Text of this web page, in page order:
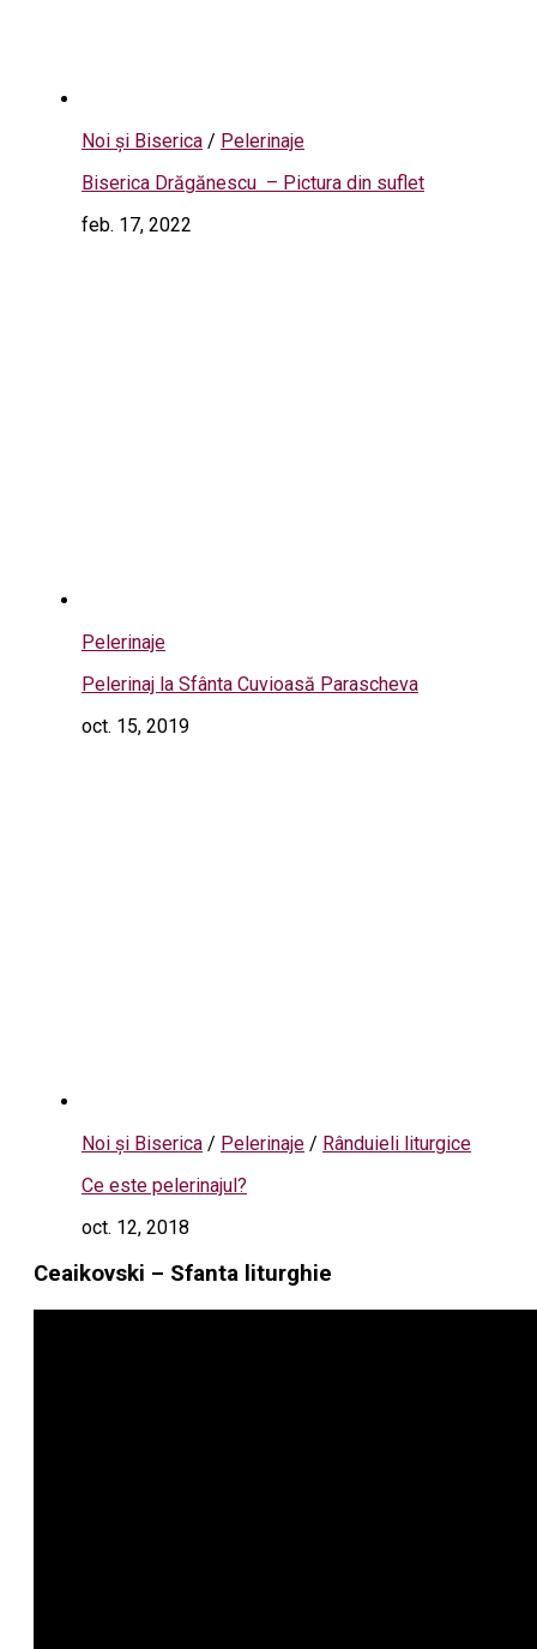
Noi și Biserica / Pelerinaje
Biserica Drăgănescu – Pictura din suflet
feb. 17, 2022
Pelerinaje
Pelerinaj la Sfânta Cuvioasă Parascheva
oct. 15, 2019
Noi și Biserica / Pelerinaje / Rânduieli liturgice
Ce este pelerinajul?
oct. 12, 2018
Ceaikovski – Sfanta liturghie